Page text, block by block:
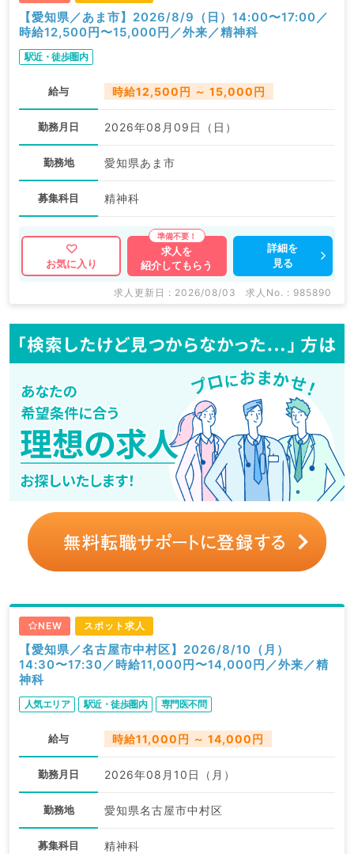
【愛知県／あま市】2026/8/9（日）14:00〜17:00／
時給12,500円〜15,000円／外来／精神科
駅近・徒歩圏内
給与 時給12,500円 ～ 15,000円
勤務月日 2026年08月09日（日）
勤務地 愛知県あま市
募集科目 精神科
お気に入り
求人を
紹介してもらう
詳細を
見る
求人更新日 : 2026/08/03 求人No. : 985890
NEW スポット求人
【愛知県／名古屋市中村区】2026/8/10（月）
14:30〜17:30／時給11,000円〜14,000円／外来／精
神科
人気エリア 駅近・徒歩圏内 専門医不問
給与 時給11,000円 ～ 14,000円
勤務月日 2026年08月10日（月）
勤務地 愛知県名古屋市中村区
募集科目 精神科